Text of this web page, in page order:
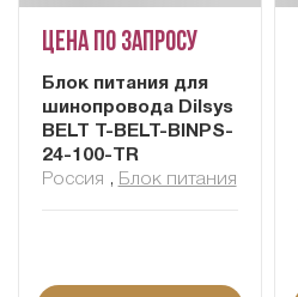
Цена по запросу
Блок питания для
шинопровода Dilsys
BELT T-BELT-BINPS-
24-100-TR
Россия , Блок питания